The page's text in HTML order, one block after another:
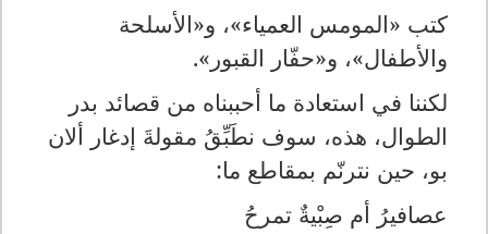
كتب «المومس العمياء»، و«الأسلحة
والأطفال»، و«حفّار القبور».
لكننا في استعادة ما أحببناه من قصائد بدر
الطوال، هذه، سوف نطَبِّقُ مقولةَ إدغار ألان
بو، حين نترنّم بمقاطع ما:
عصافيرُ أم صِبْيةٌ تمرحُ